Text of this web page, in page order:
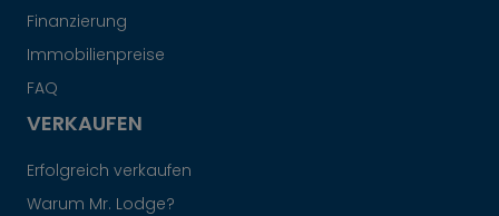
Finanzierung
Immobilienpreise
FAQ
VERKAUFEN
Erfolgreich verkaufen
Warum Mr. Lodge?